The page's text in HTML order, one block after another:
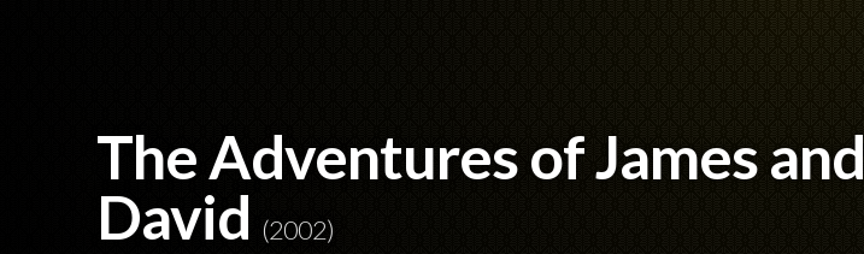
The Adventures of James and
David (2002)